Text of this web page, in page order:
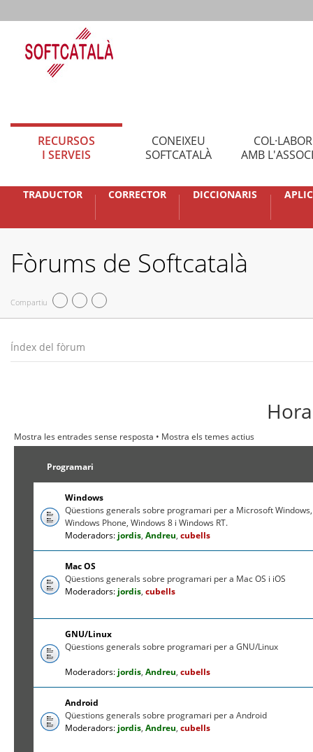
RECURSOS
I SERVEIS
CONEIXEU
SOFTCATALÀ
AMB
TRADUCTOR CORRECTOR DICCIONARIS
Fòrums de Softcatalà
Compartiu
Índex del fòrum
Mostra les entrades sense resposta • Mostra els temes actius
Programari
Windows
Qüestions generals sobre programari per a Microsoft Windows,
Windows Phone, Windows 8 i Windows RT.
Moderadors: jordis,Andreu,cubells
Mac OS
Qüestions generals sobre programari per a Mac OS i iOS
Moderadors: jordis,cubells
GNU/Linux
Qüestions generals sobre programari per a GNU/Linux
Moderadors: jordis,Andreu,cubells
Android
Qüestions generals sobre programari per a Android
Moderadors: jordis,Andreu,cubells